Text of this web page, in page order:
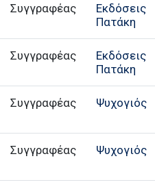
Συγγραφέας
Εκδόσεις
Πατάκη
Συγγραφέας
Εκδόσεις
Πατάκη
Συγγραφέας Ψυχογιός
Συγγραφέας Ψυχογιός